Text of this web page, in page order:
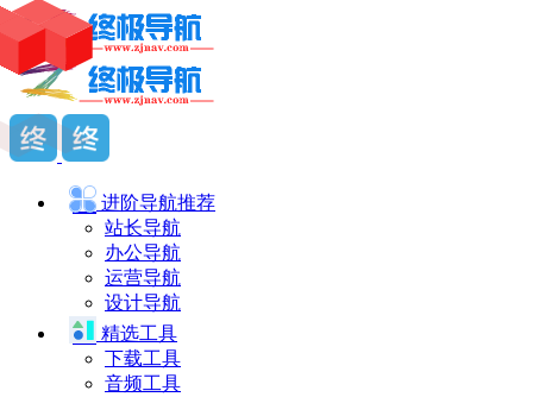
进阶导航推荐
站长导航
办公导航
运营导航
设计导航
精选工具
下载工具
音频工具